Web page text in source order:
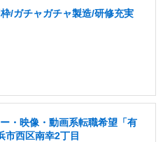
/ガチャガチャ製造/研修充実
・映像・動画系転職希望「有
市西区南幸2丁目